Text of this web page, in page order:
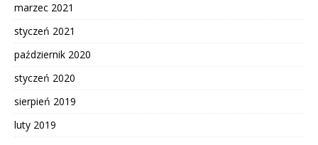
marzec 2021
styczeń 2021
październik 2020
styczeń 2020
sierpień 2019
luty 2019